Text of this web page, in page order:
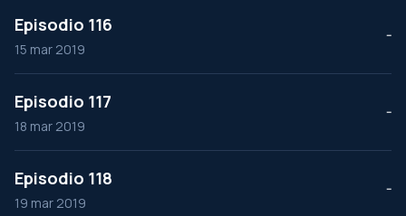
Episodio 116
15 mar 2019
--
Episodio 117
18 mar 2019
--
Episodio 118
19 mar 2019
--